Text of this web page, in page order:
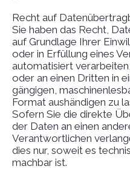
Recht auf
Sie haben das Recht,
auf Grundlage Ihrer
oder in Erfüllung eines
automatisiert
oder an einen Dritten in
gängigen,
Format aushändigen zu
Sofern Sie die direkte
der Daten an einen
Verantwortlichen
dies nur, soweit es
machbar ist.